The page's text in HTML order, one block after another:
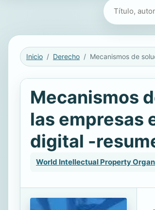
Buscar libros
Inicio Derecho
Mecanismos
las empresas
digital -
World Intellectual Property